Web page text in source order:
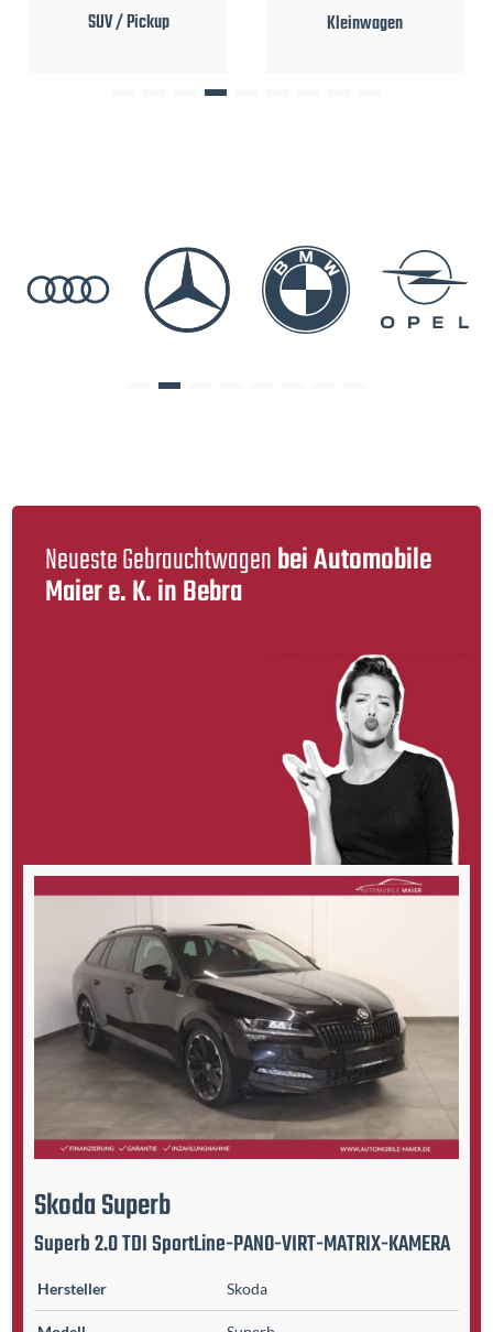
SUV / Pickup Kleinwagen
Neueste Gebraucht­wagenbei Automobile
Maier e. K. in Bebra
SkodaSuperb
Superb 2.0 TDI SportLine-PANO-VIRT-MATRIX-KAMERA
Hersteller Skoda